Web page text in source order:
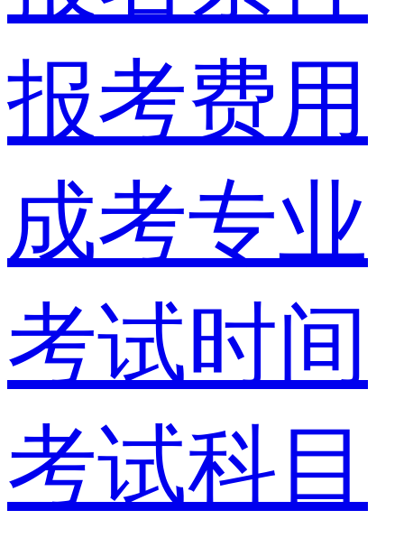
报考费用
成考专业
考试时间
考试科目